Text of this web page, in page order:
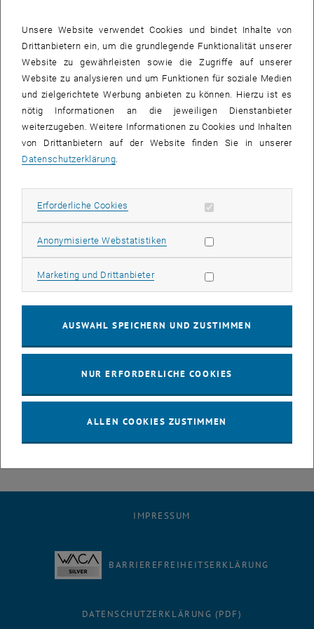
Schema der Energieniveaus in einem Quantendot für die Emission
von infraroten Photonen
Schema der Energieniveaus in einem Quantendot für die Emission
Die erfolgreiche Zusammenarbeit mehrerer Institute der
Technischen Universität Wien, der Johannes Kepler Universität Linz,
sowie der Universität Wien, der Technischen Universität München
und der Friedrich Schiller Universität Jena kann unter der Führung
in der Höhe von 3,5 Millionen EUR fortgesetzt werden. Diese
Verlängerung ermöglicht es 40 ForscherInnen intensiv an der
Nanostrukturen für Lichtquellen und -detektor im infraroten
Spektralbereich, zu arbeiten.
IMPRESSUM
BARRIEREFREIHEITSERKLÄRUNG
DATENSCHUTZERKLÄRUNG (PDF)
Unsere Website verwendet Cookies und bindet Inhalte von
Drittanbietern ein, um die grundlegende Funktionalität unserer
Website zu gewährleisten sowie die Zugriffe auf unserer
Website zu analysieren und um Funktionen für soziale Medien
und zielgerichtete Werbung anbieten zu können. Hierzu ist es
nötig Informationen an die jeweiligen Dienstanbieter
weiterzugeben. Weitere Informationen zu Cookies und Inhalten
von Drittanbietern auf der Website finden Sie in unserer
Datenschutzerklärung
Erforderliche Cookies Erforderliche Cookies zulassen
Anonymisierte WebstatistikenStatistik Cookies zulassen
Marketing und DrittanbieterMarketing Cookies zulassen
AUSWAHL SPEICHERN UND ZUSTIMMEN
NUR ERFORDERLICHE COOKIES
ALLEN COOKIES ZUSTIMMEN